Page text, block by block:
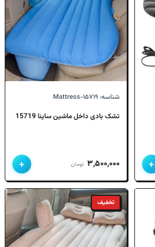
+
شناسه: Mattress-۱۵۷۱۹
تشک بادی داخل ماشین ساینا 15719
۳,۵۰۰,۰۰۰ تومان +
تخفیف